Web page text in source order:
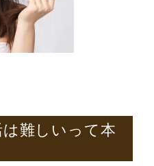
難しいって本